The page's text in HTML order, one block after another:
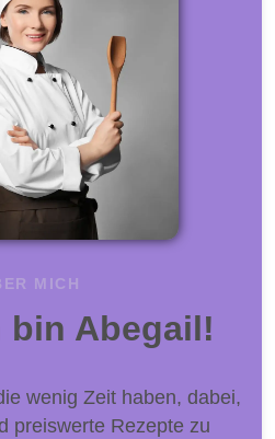
MICH
bin Abegail!
wenig Zeit haben, dabei,
preiswerte Rezepte zu